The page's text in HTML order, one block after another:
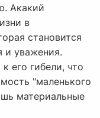
Акакий
в
становится
и уважения.
его гибели, что
"маленького
материальные